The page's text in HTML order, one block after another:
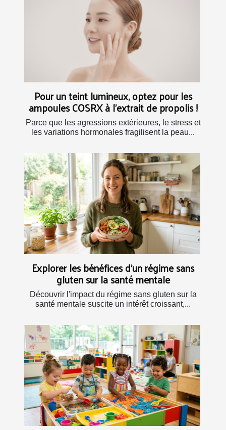
Pour un teint lumineux, optez pour les
ampoules COSRX à l’extrait de propolis !
Parce que les agressions extérieures, le stress et
les variations hormonales fragilisent la peau...
Explorer les bénéfices d'un régime sans
gluten sur la santé mentale
Découvrir l'impact du régime sans gluten sur la
santé mentale suscite un intérêt croissant,...